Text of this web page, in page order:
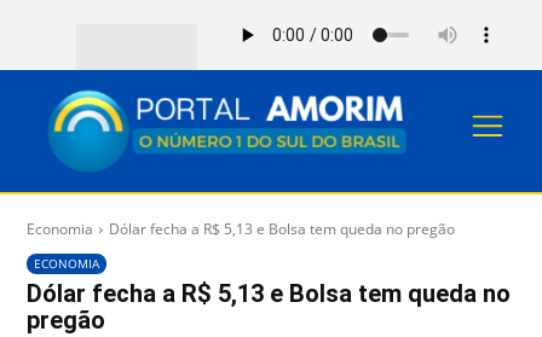
Economia Dólar fecha a R$ 5,13 e Bolsa tem queda no pregão
ECONOMIA
Dólar fecha a R$ 5,13 e Bolsa tem queda no
pregão